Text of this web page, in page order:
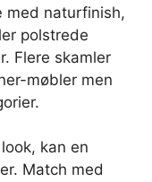
naturfinish,
polstrede
Flere skamler
møbler men
kan en
Match med